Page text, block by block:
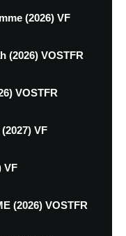
(2026) VF
(2026) VOSTFR
VOSTFR
VF
VF
(2026) VOSTFR